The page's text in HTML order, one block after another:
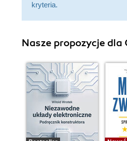
kryteria.
Nasze propozycje dla